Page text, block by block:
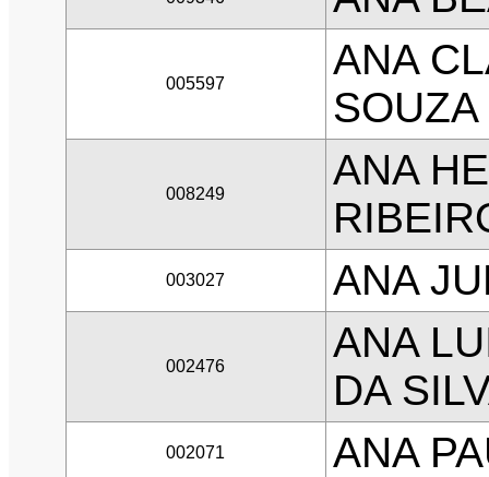
005597
ANA
SOUZA
008249
ANA
003027 ANA
002476
ANA
DA
002071 ANA